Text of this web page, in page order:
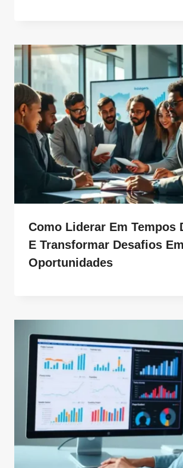
Como Liderar Em Tempos
E Transformar Desafios Em
Oportunidades